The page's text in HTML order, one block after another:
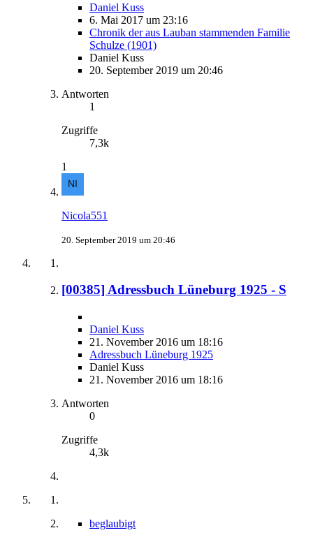
Daniel Kuss
6. Mai 2017 um 23:16
Chronik der aus Lauban stammenden Familie
Schulze (1901)
Daniel Kuss
20. September 2019 um 20:46
Antworten
1
Zugriffe
7,3k
1
Nicola551
20. September 2019 um 20:46
[00385] Adressbuch Lüneburg 1925 - S
Daniel Kuss
21. November 2016 um 18:16
Adressbuch Lüneburg 1925
Daniel Kuss
21. November 2016 um 18:16
Antworten
0
Zugriffe
4,3k
beglaubigt